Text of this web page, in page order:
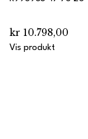
kr 10.798,00
Vis produkt